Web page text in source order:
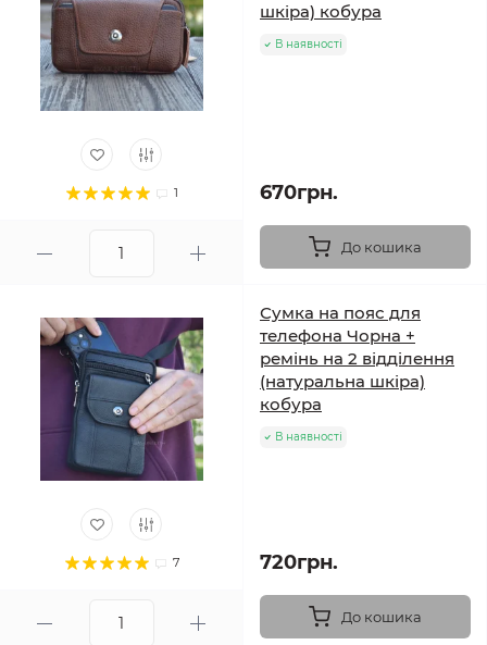
1
шкіра) кобура
В наявності
670грн.
До кошика
7
Сумка на пояс для
телефона Чорна +
ремінь на 2 відділення
(натуральна шкіра)
кобура
В наявності
720грн.
До кошика